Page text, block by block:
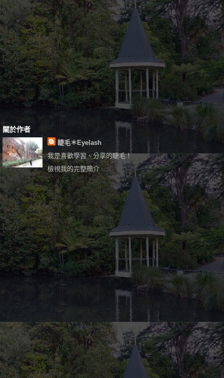
關於作者
睫毛＊Eyelash
我是喜歡學習、分享的睫毛！
檢視我的完整簡介